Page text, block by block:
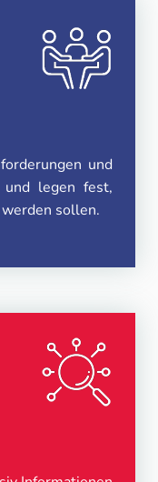
und
legen fest,
sollen.